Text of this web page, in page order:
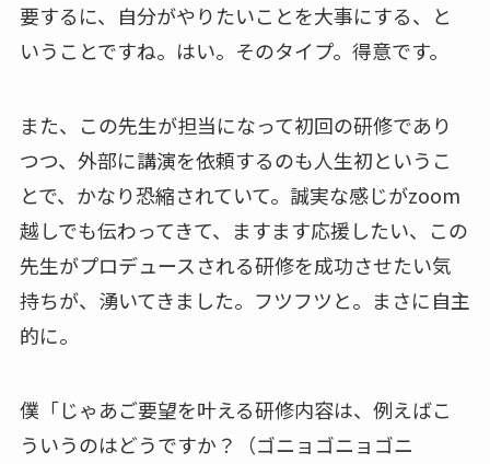
要するに、自分がやりたいことを大事にする、と
いうことですね。はい。そのタイプ。得意です。
また、この先生が担当になって初回の研修であり
つつ、外部に講演を依頼するのも人生初というこ
とで、かなり恐縮されていて。誠実な感じがzoom
越しでも伝わってきて、ますます応援したい、この
先生がプロデュースされる研修を成功させたい気
持ちが、湧いてきました。フツフツと。まさに自主
的に。
僕「じゃあご要望を叶える研修内容は、例えばこ
ういうのはどうですか？（ゴニョゴニョゴニ